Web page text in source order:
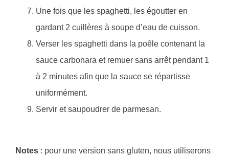
Une fois que les spaghetti, les égoutter en
gardant 2 cuillères à soupe d’eau de cuisson.
Verser les spaghetti dans la poêle contenant la
sauce carbonara et remuer sans arrêt pendant 1
à 2 minutes afin que la sauce se répartisse
uniformément.
Servir et saupoudrer de parmesan.
Notes : pour une version sans gluten, nous utiliserons